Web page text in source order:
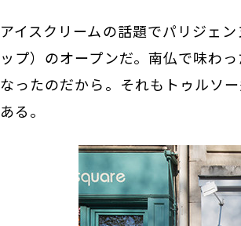
アイスクリームの話題でパリジェ
ップ）のオープンだ。南仏で味わ
なったのだから。それもトゥルソ
ある。